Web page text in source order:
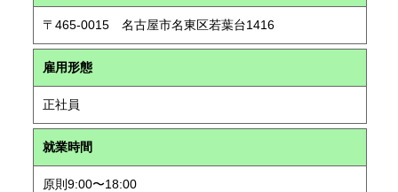
〒465-0015 名古屋市名東区若葉台1416
雇用形態
正社員
就業時間
原則9:00〜18:00